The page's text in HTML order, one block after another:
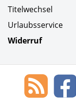
Titelwechsel
Urlaubsservice
Widerruf
Social Media
Blog
des